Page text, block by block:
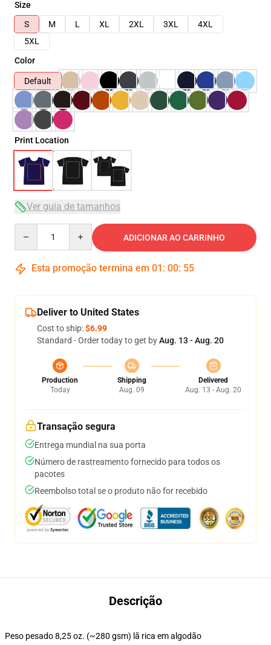
Size
S
M L XL 2XL 3XL
4XL
5XL
Color
Default
Print Location
Ver guia de tamanhos
ADICIONAR AO CARRINHO
Esta promoção termina em 01 : 00: 54
Deliver to United States
Cost to ship:$6.99
Standard - Order today to get byAug. 13 - Aug. 20
Production
Today
Shipping
Aug. 09
Delivered
Aug. 13 - Aug. 20
Transação segura
Entrega mundial na sua porta
Número de rastreamento fornecido para todos os
pacotes
Reembolso total se o produto não for recebido
Descrição
Peso pesado 8,25 oz. (~280 gsm) lã rica em algodão